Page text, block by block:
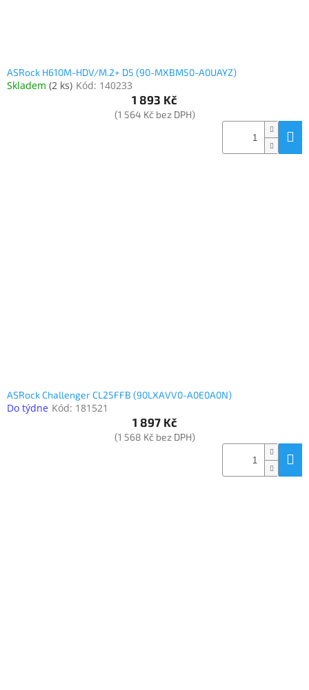
ASRock H610M-HDV/M.2+ D5 (90-MXBM50-A0UAYZ)
Skladem (2 ks) Kód: 140233
1 893 Kč
(1 564 Kč bez DPH)
ASRock Challenger CL25FFB (90LXAVV0-A0E0A0N)
Do týdne Kód: 181521
1 897 Kč
(1 568 Kč bez DPH)